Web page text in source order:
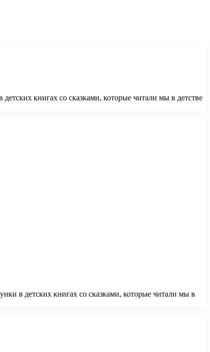
книгах со сказками, которые читали мы в детстве
в детских книгах со сказками, которые читали мы в